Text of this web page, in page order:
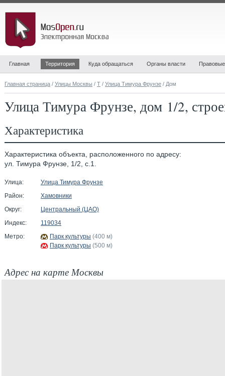
Главная Территория Куда обращаться Органы власти
Главная страница / Улицы Москвы / Т / Улица Тимура Фрунзе / Дом
Улица Тимура Фрунзе, дом 1/2,
Характеристика
Характеристика объекта, расположенного по адресу:
ул. Тимура Фрунзе, 1/2, с.1.
Улица:
Улица Тимура Фрунзе
Район:
Хамовники
Округ:
Центральный (ЦАО)
Индекс:
119034
Метро:
Парк культуры (400 м)
Парк культуры (500 м)
Адрес на карте Москвы